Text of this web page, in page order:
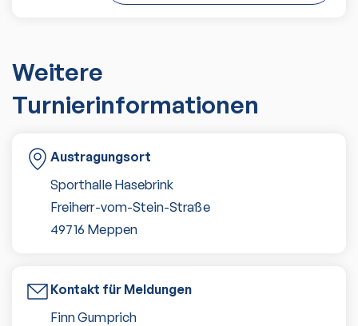
Weitere
Turnierinformationen
Austragungsort
Sporthalle Hasebrink
Freiherr-vom-Stein-Straße
49716 Meppen
Kontakt für Meldungen
Finn Gumprich